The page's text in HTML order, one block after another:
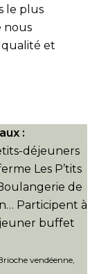
le plus
nous
qualité et
:
déjeuners
Les P’tits
de
Participent à
buffet
vendéenne,